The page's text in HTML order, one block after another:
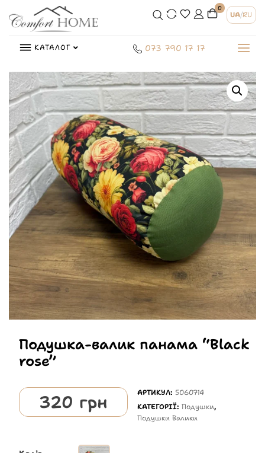
0
UA/RU
КАТАЛОГ 073 790 17 17
Подушка-валик панама “Black
rose”
320 грн АРТИКУЛ: 5060714
КАТЕГОРІЇ:Подушки,
Подушки Валики